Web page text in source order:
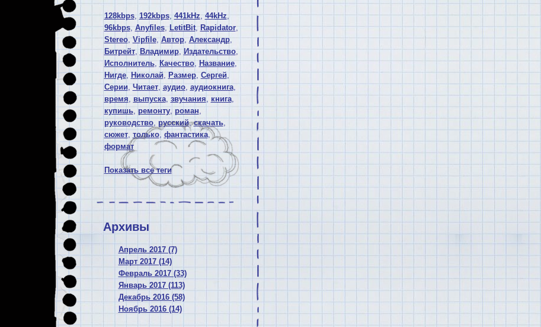
128kbps, 192kbps, 441kHz, 44kHz,
96kbps, Anyfiles, LetitBit, Rapidator,
Stereo, Vipfile, Автор, Александр,
Битрейт, Владимир, Издательство,
Исполнитель, Качество, Название,
Нигде, Николай, Размер, Сергей,
Серии,Читает, аудио, аудиокнига,
время, выпуска, звучания, книга,
купишь, ремонту, роман,
руководство, русский,скачать,
сюжет, только, фантастика,
формат
Показать все теги
Архивы
Апрель 2017 (7)
Март 2017 (14)
Февраль 2017 (33)
Январь 2017 (113)
Декабрь 2016 (58)
Ноябрь 2016 (14)